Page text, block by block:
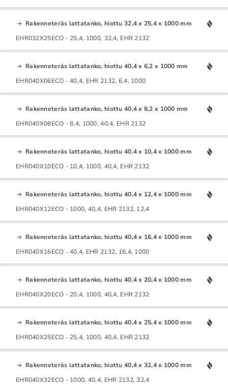
Rakenneteräs lattatanko, hiottu 32,4 x 25,4 x 1000 mm
EHR032X25ECO - 25,4, 1000, 32,4, EHR 2132
Rakenneteräs lattatanko, hiottu 40,4 x 6,2 x 1000 mm
EHR040X06ECO - 40,4, EHR 2132, 6,4, 1000
Rakenneteräs lattatanko, hiottu 40,4 x 8,2 x 1000 mm
EHR040X08ECO - 8,4, 1000, 40,4, EHR 2132
Rakenneteräs lattatanko, hiottu 40,4 x 10,4 x 1000 mm
EHR040X10ECO - 10,4, 1000, 40,4, EHR 2132
Rakenneteräs lattatanko, hiottu 40,4 x 12,4 x 1000 mm
EHR040X12ECO - 1000, 40,4, EHR 2132, 12,4
Rakenneteräs lattatanko, hiottu 40,4 x 16,4 x 1000 mm
EHR040X16ECO - 40,4, EHR 2132, 16,4, 1000
Rakenneteräs lattatanko, hiottu 40,4 x 20,4 x 1000 mm
EHR040X20ECO - 20,4, 1000, 40,4, EHR 2132
Rakenneteräs lattatanko, hiottu 40,4 x 25,4 x 1000 mm
EHR040X25ECO - 25,4, 1000, 40,4, EHR 2132
Rakenneteräs lattatanko, hiottu 40,4 x 32,4 x 1000 mm
EHR040X32ECO - 1000, 40,4, EHR 2132, 32,4